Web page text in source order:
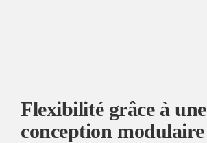
Flexibilité grâce à une
conception modulaire